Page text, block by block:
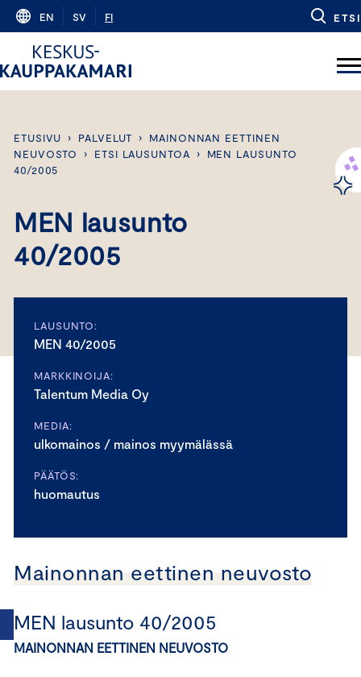
Skip
content
EN SV FI ETSI
ETUSIVU › PALVELUT ›
MAINONNAN EETTINEN
NEUVOSTO
› ETSI LAUSUNTOA ›
MEN LAUSUNTO
40/2005
MEN lausunto
40/2005
LAUSUNTO:
MEN 40/2005
MARKKINOIJA:
Talentum Media Oy
MEDIA:
ulkomainos / mainos myymälässä
PÄÄTÖS:
huomautus
Mainonnan eettinen neuvosto
MEN lausunto 40/2005
MAINONNAN EETTINEN NEUVOSTO